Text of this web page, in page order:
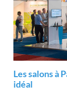
Les salons à
idéal